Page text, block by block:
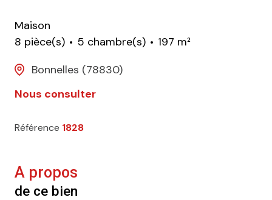
Maison
8 pièce(s)
5 chambre(s)
197 m²
Bonnelles (78830)
Nous consulter
Référence 1828
A propos
de ce bien